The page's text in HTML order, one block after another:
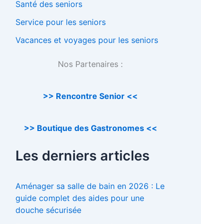
Santé des seniors
Service pour les seniors
Vacances et voyages pour les seniors
Nos Partenaires :
>> Rencontre Senior <<
>> Boutique des Gastronomes <<
Les derniers articles
Aménager sa salle de bain en 2026 : Le
guide complet des aides pour une
douche sécurisée